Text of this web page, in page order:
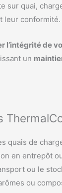
sur quai,
leur conformité.
l’intégrité de
un
quais de
en entrepôt
ou le
ou